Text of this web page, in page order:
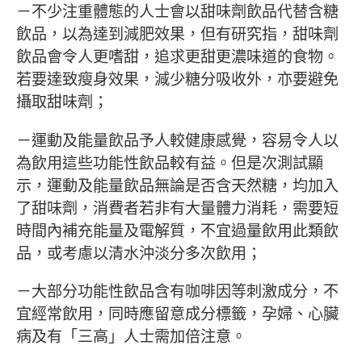
－不少注重體態的人士會以甜味劑飲品代替含糖
飲品，以為達到減肥效果，但有研究指，甜味劑
飲品會令人更嗜甜，追求更甜更濃味道的食物。
若要達致瘦身效果，減少糖分吸收外，亦要避免
攝取甜味劑；
－運動及能量飲品予人較健康感覺，容易令人以
為飲用這些功能性飲品較有益。但是次測試顯
示，運動及能量飲品無論是否含天然糖，均加入
了甜味劑，消費者若非有大量體力消耗，需要短
時間內補充能量及電解質，不宜過量飲用此類飲
品，或考慮以清水沖淡分多次飲用；
－大部分功能性飲品含有咖啡因等刺激成分，不
宜經常飲用，同時應留意成分標籤，孕婦、心臟
病及有「三高」人士需加倍注意。